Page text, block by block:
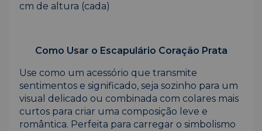
cm de altura (cada)
Como Usar o Escapulário Coração Prata
Use como um acessório que transmite
sentimentos e significado, seja sozinho para um
visual delicado ou combinada com colares mais
curtos para criar uma composição leve e
romântica. Perfeita para carregar o simbolismo